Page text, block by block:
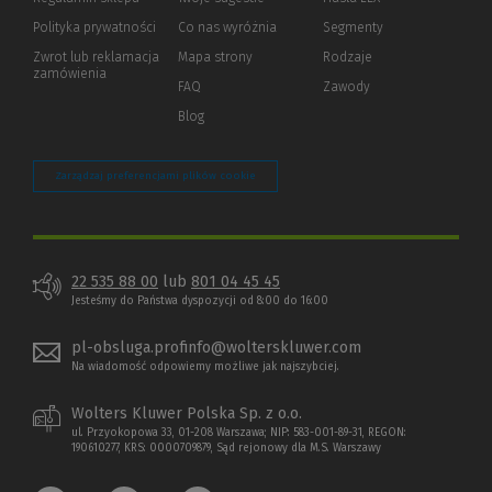
Polityka prywatności (Nowe
(Link
innej
Zwrot lub reklamacja
zamówienia
strony)
Co nas wyróżnia
Mapa strony
FAQ
Blog
Segmenty
Rodzaje
Zawody
Zarządzaj preferencjami plików cookie
22 535 88 00 lub 801 04 45 45
Jesteśmy do Państwa dyspozycji od 8:00 do 16:00
pl-obsluga.profinfo@wolterskluwer.com
Na wiadomość odpowiemy możliwe jak najszybciej.
Wolters Kluwer Polska Sp. z o.o.
ul. Przyokopowa 33, 01-208 Warszawa; NIP: 583-001-89-31, REGON:
190610277, KRS: 0000709879, Sąd rejonowy dla M.S. Warszawy